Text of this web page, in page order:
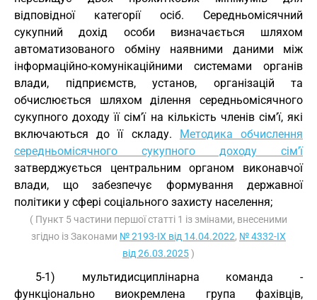
відповідної категорії осіб. Середньомісячний
сукупний дохід особи визначається шляхом
автоматизованого обміну наявними даними між
інформаційно-комунікаційними системами органів
влади, підприємств, установ, організацій та
обчислюється шляхом ділення середньомісячного
сукупного доходу її сім’ї на кількість членів сім’ї, які
включаються до її складу. Методика обчислення
середньомісячного сукупного доходу сім’ї
затверджується центральним органом виконавчої
влади, що забезпечує формування державної
політики у сфері соціального захисту населення;
( Пункт 5 частини першої статті 1 із змінами, внесеними
згідно із Законами № 2193-IX від 14.04.2022, № 4332-IX
від 26.03.2025)
5-1) мультидисциплінарна команда -
функціонально виокремлена група фахівців,